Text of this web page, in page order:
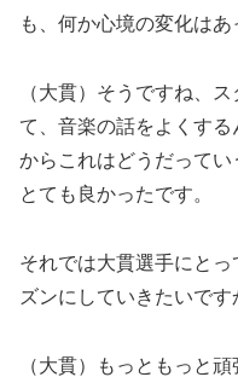
も、何か心境の変化は
（大貫）そうですね、
て、音楽の話をよくす
からこれはどうだって
とても良かったです。
それでは大貫選手にとっ
ズンにしていきたいです
（大貫）もっともっと